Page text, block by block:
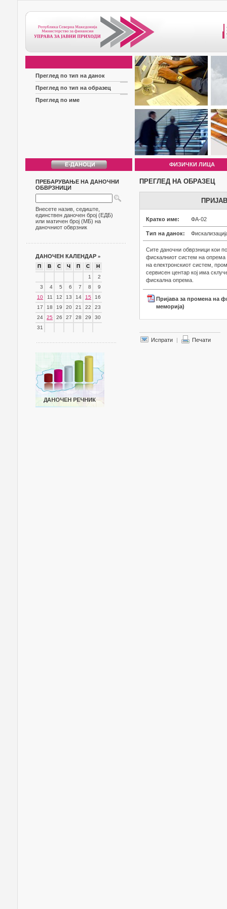
Преглед по тип на данок
Преглед по тип на образец
Преглед по име
ФИЗИЧКИ ЛИЦА
ПРЕБАРУВАЊЕ НА ДАНОЧНИ
ОБВРЗНИЦИ
Внесете назив, седиште,
единствен даночен број (ЕДБ)
или матичен број (МБ) на
даночниот обврзник
ДАНОЧЕН КАЛЕНДАР »
П В С Ч П С
Н
1
2
3
4 5 6 7 8
9
10
11 12 13 14 15
16
17
18 19 20 21 22
23
24
25 26 27 28 29
30
31
ПРЕГЛЕД НА ОБРАЗЕЦ
Кратко име: ФА-02
Тип на данок:
Сите даночни обврзници кои
фискалниот систем на
на електронскиот систем,
сервисен центар кој има
фискална опрема.
Пријава за промена на
меморија)
Испрати | Печати